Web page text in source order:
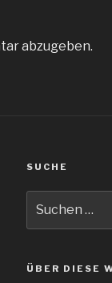
abzugeben.
SUCHE
nach:
ÜBER DIESE